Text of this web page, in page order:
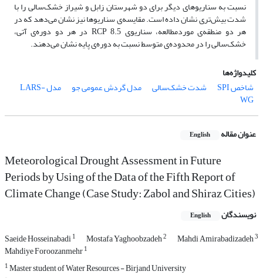
نسبت به سناریوهای دیگر برای دو شهرستان زابل و شیراز خشک‌سالی را با
شدت بیش‌تری نشان داده است. مقایسه‌ی سناریوها نیز نشان می‌دهد که در
هر دو منطقه‌ی موردمطالعه، سناریوی RCP 8.5 در هر دو دوره‌ی آتی،
خشک‌سالی را در محدوده‌ی متوسط نسبت به دوره‌ی پایه نشان می‌دهند.
کلیدواژه‌ها
شاخص SPI
شدت خشک‌سالی مدل گردش عمومی جو مدل LARS-
WG
عنوان مقاله English
Meteorological Drought Assessment in Future
Periods by Using of the Data of the Fifth Report of
Climate Change (Case Study: Zabol and Shiraz Cities)
نویسندگان English
Saeide Hosseinabadi1 Mostafa Yaghoobzadeh2 Mahdi Amirabadizadeh3
Mahdiye Foroozanmehr1
1Master student of Water Resources - Birjand University